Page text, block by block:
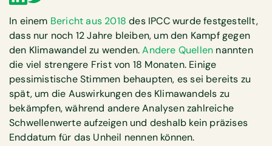
In einem Bericht aus 2018 des IPCC wurde festgestellt,
dass nur noch 12 Jahre bleiben, um den Kampf gegen
den Klimawandel zu wenden.Andere Quellen nannten
die viel strengere Frist von 18 Monaten. Einige
pessimistische Stimmen behaupten, es sei bereits zu
spät, um die Auswirkungen des Klimawandels zu
bekämpfen, während andere Analysen zahlreiche
Schwellenwerte aufzeigen und deshalb kein präzises
Enddatum für das Unheil nennen können.